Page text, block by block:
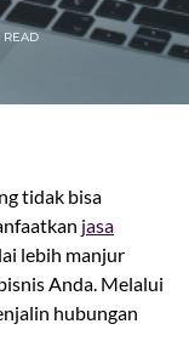
tidak bisa
jasa
lebih manjur
Anda. Melalui
hubungan